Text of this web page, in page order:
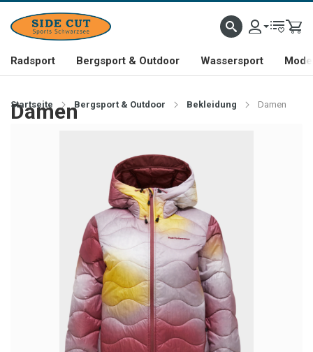
Radsport Bergsport & Outdoor Wassersport
Startseite Bergsport & Outdoor Bekleidung Damen
Damen